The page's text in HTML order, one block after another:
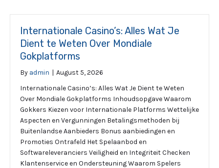
Internationale Casino’s: Alles Wat Je
Dient te Weten Over Mondiale
Gokplatforms
By admin | August 5, 2026
Internationale Casino’s: Alles Wat Je Dient te Weten
Over Mondiale Gokplatforms Inhoudsopgave Waarom
Gokkers Kiezen voor Internationale Platforms Wettelijke
Aspecten en Vergunningen Betalingsmethoden bij
Buitenlandse Aanbieders Bonus aanbiedingen en
Promoties Ontrafeld Het Spelaanbod en
Softwareleveranciers Veiligheid en Integriteit Checken
Klantenservice en Ondersteuning Waarom Spelers